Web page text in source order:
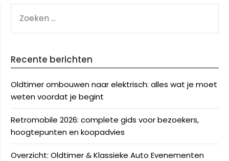
NAAR:
Recente berichten
Oldtimer ombouwen naar elektrisch: alles wat je moet
weten voordat je begint
Retromobile 2026: complete gids voor bezoekers,
hoogtepunten en koopadvies
Overzicht: Oldtimer & Klassieke Auto Evenementen